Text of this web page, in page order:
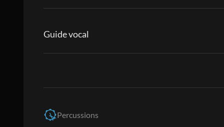
Guide vocal
Percussions